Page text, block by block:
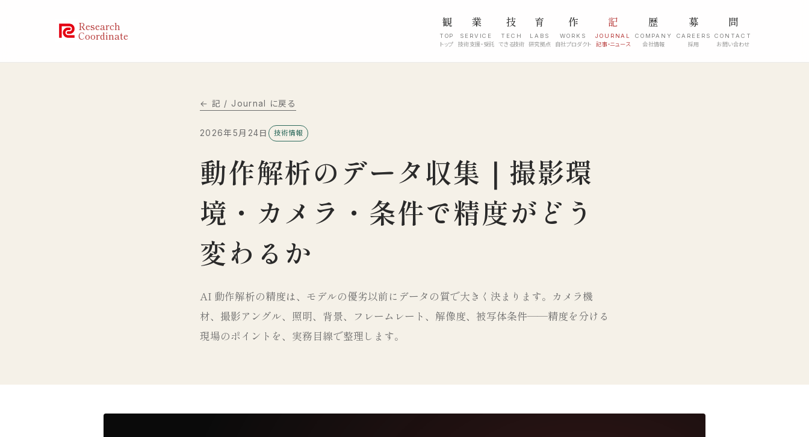
Research
Coordinate
観
TOP
トップ
業
SERVICE
技術支援・受託
技
TECH
できる技術
育
LABS
研究拠点
作
WORKS
自社プロダクト
記
JOURNAL
記事・ニュース
歴
COMPANY
会社情報
募
CAREERS
採用
問
CONTACT
お問い合わせ
← 記 / Journal に戻る
2026年5月24日 技術情報
動作解析のデータ収集｜撮影環
境・カメラ・条件で精度がどう
変わるか
AI 動作解析の精度は、モデルの優劣以前にデータの質で大きく決まります。カメラ機
材、撮影アングル、照明、背景、フレームレート、解像度、被写体条件——精度を分ける
現場のポイントを、実務目線で整理します。